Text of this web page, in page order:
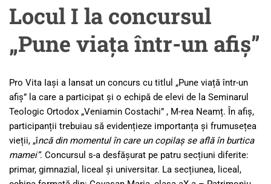
Locul I la concursul
„Pune viața într-un afiș”
Pro Vita Iași a lansat un concurs cu titlul „Pune viață într-un
afiș” la care a participat și o echipă de elevi de la Seminarul
Teologic Ortodox „Veniamin Costachi” , M-rea Neamț. În afiș,
participanții trebuiau să evidențieze importanța și frumusețea
vieții, „încă din momentul în care un copilaș se află în burtica
mamei”. Concursul s-a desfășurat pe patru secțiuni diferite:
primar, gimnazial, liceal și universitar. La secțiunea, liceal,